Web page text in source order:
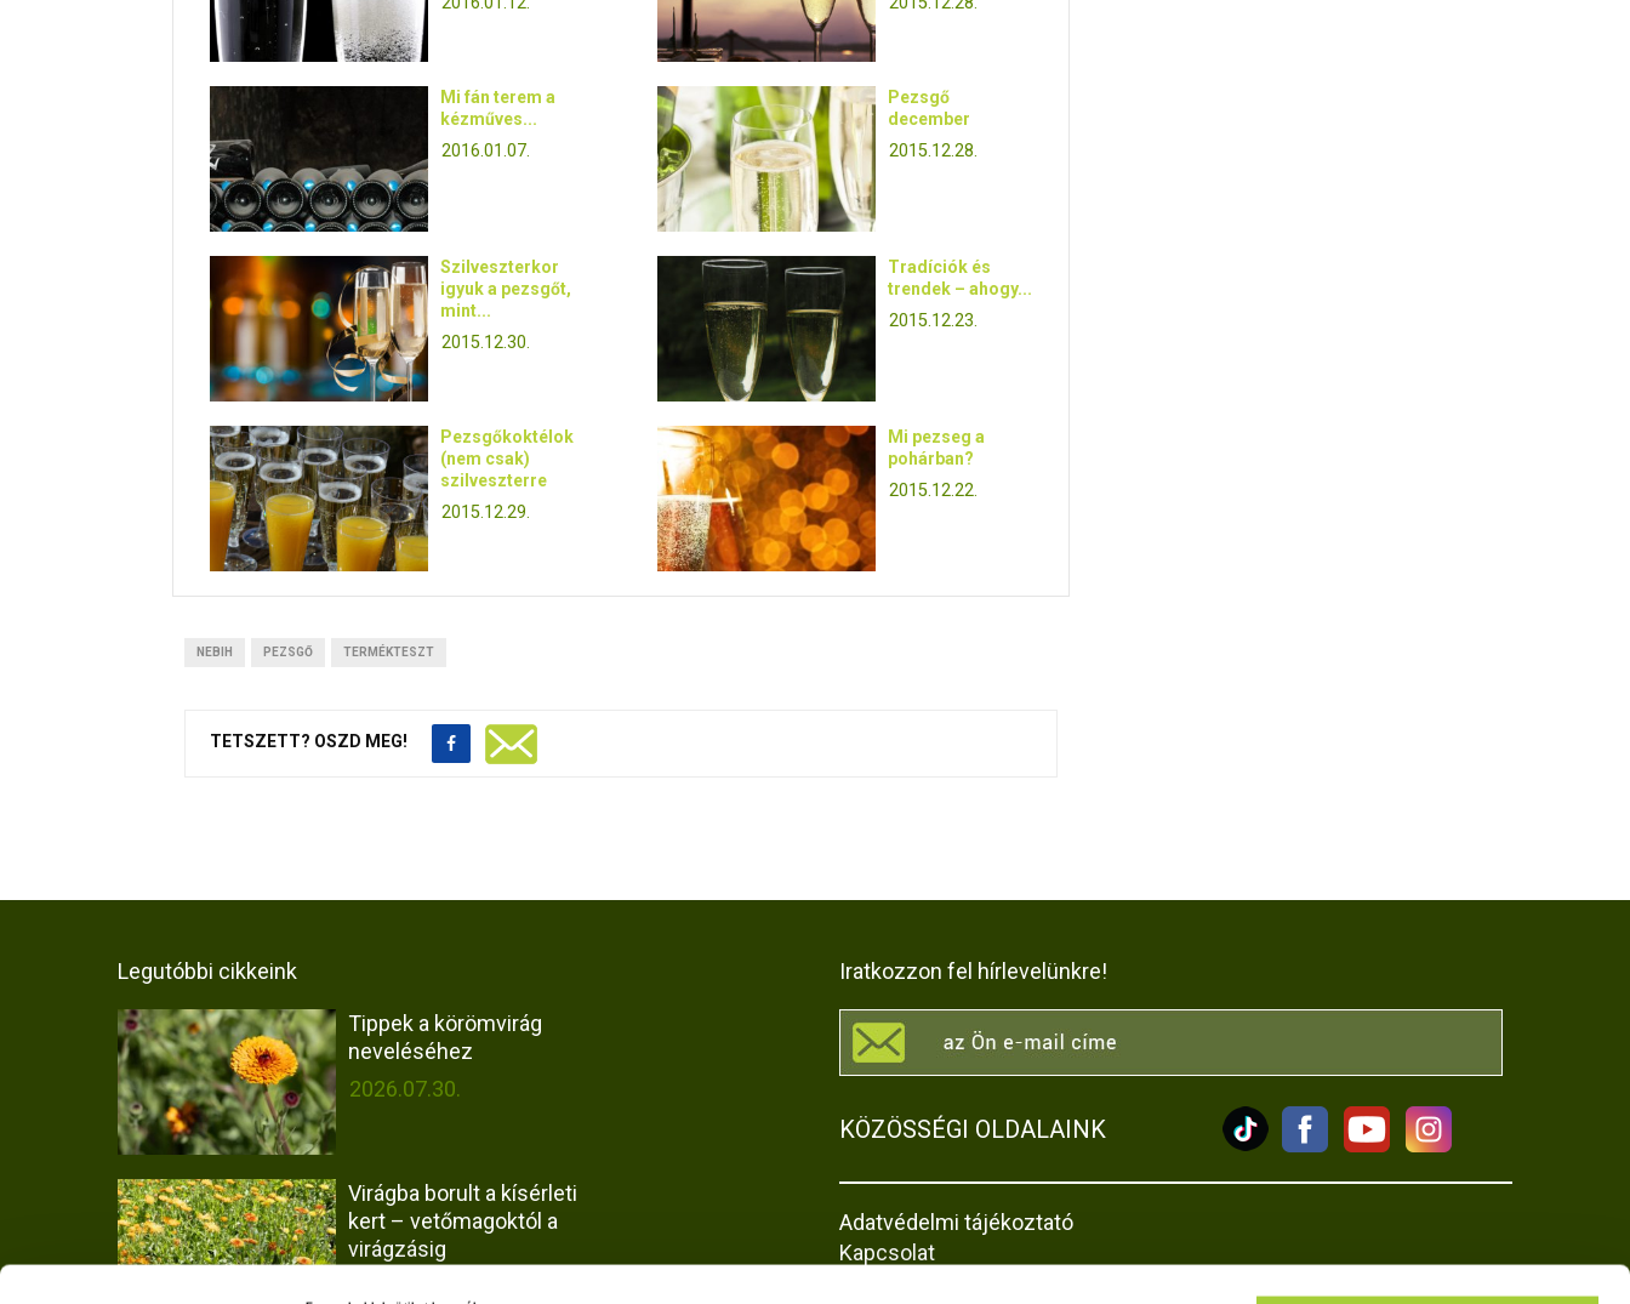
Mi fán terem a
kézműves...
2016.01.07.
Szilveszterkor
igyuk a pezsgőt,
mint...
2015.12.30.
Pezsgőkoktélok
(nem csak)
szilveszterre
2015.12.29.
Pezsgő
december
2015.12.28.
Tradíciók és
trendek – ahogy...
2015.12.23.
Mi pezseg a
pohárban?
2015.12.22.
NEBIH PEZSGŐ TERMÉKTESZT
TETSZETT? OSZD MEG!
Legutóbbi cikkeink
Tippek a körömvirág
neveléséhez
2026.07.30.
Virágba borult a kísérleti
kert – vetőmagoktól a
virágzásig
Iratkozzon fel hírlevelünkre!
KÖZÖSSÉGI OLDALAINK
Adatvédelmi tájékoztató
Kapcsolat